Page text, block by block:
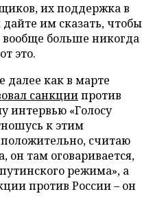
их поддержка в
им сказать, чтобы
больше никогда
это.
далее как в марте
санкциипротив
интервью «Голосу
к этим
считаю
там оговаривается,
режима», а
против России – он